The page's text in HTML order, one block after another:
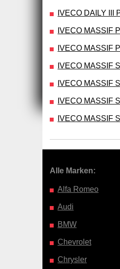
IVECO DAILY III
IVECO MASSIF
IVECO MASSIF
IVECO MASSIF
IVECO MASSIF
IVECO MASSIF
IVECO MASSIF
Alle Marken:
Alfa Romeo
Audi
BMW
Chevrolet
Chrysler